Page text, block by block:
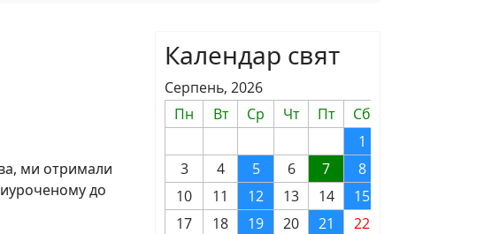
ми отримали
до
Календар свят
Серпень, 2026
Пн
Вт Ср Чт Пт Сб
1
3
4 5 6 7 8
10
11 12 13 14 15
17
18 19 20 21 22